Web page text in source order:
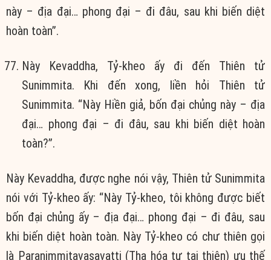
này – địa đại… phong đại – đi đâu, sau khi biến diệt
hoàn toàn”.
Này Kevaddha, Tỷ-kheo ấy đi đến Thiên tử
Sunimmita. Khi đến xong, liền hỏi Thiên tử
Sunimmita. “Này Hiền giả, bốn đại chủng này – địa
đại… phong đại – đi đâu, sau khi biến diệt hoàn
toàn?”.
Này Kevaddha, được nghe nói vậy, Thiên tử Sunimmita
nói với Tỷ-kheo ấy: “Này Tỷ-kheo, tôi không được biết
bốn đại chủng ấy – địa đại… phong đại – đi đâu, sau
khi biến diệt hoàn toàn. Này Tỷ-kheo có chư thiên gọi
là Paranimmitavasavatti (Tha hóa tự tại thiên) ưu thế